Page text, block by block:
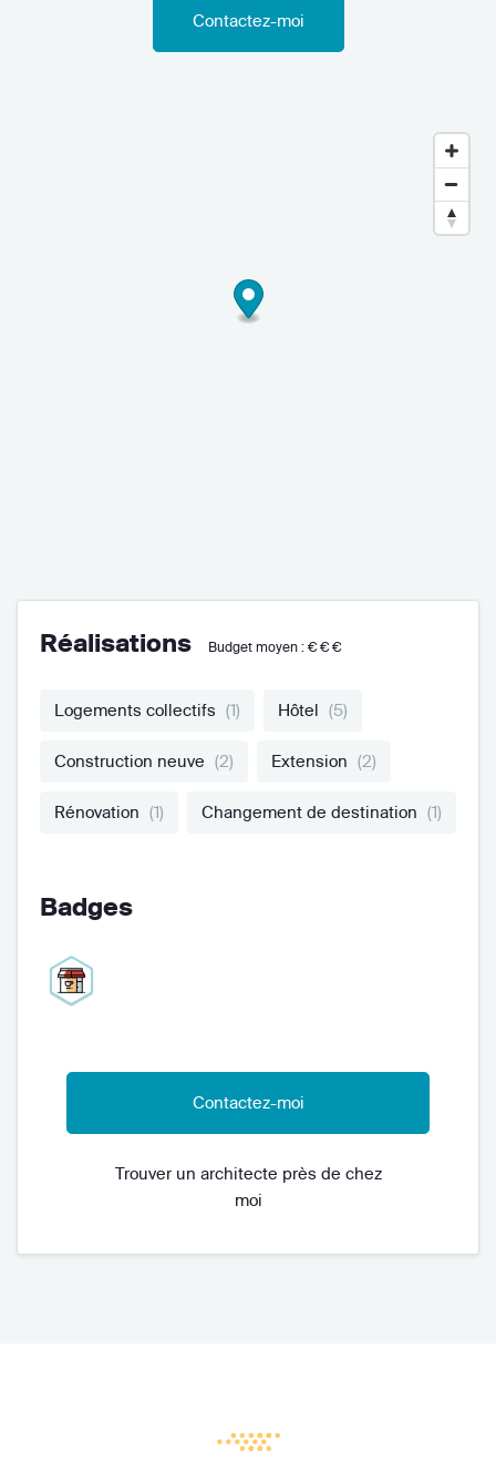
Contactez-moi
Réalisations Budget moyen : €€€
Logements collectifs (1) Hôtel (5)
Construction neuve (2) Extension (2)
Rénovation (1) Changement de destination (1)
Badges
Contactez-moi
Trouver un architecte près de chez
moi